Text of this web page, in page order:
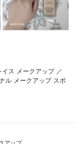
ス メークアップ ／
ル メークアップ スポ